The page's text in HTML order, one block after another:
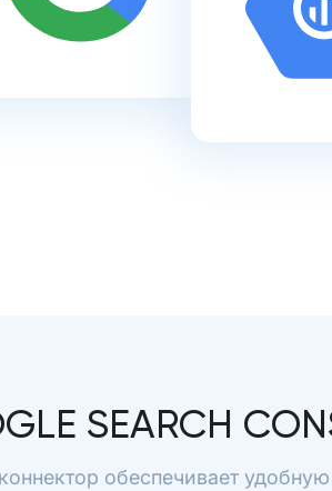
SEARCH
обеспечивает удобную